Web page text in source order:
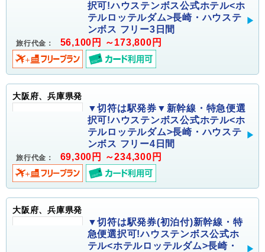
択可!ハウステンボス公式ホテル<ホ
テルロッテルダム>長崎・ハウステ
ンボス フリー3日間
旅行代金： 56,100円 ～173,800円
大阪府、兵庫県発
▼切符は駅発券▼新幹線・特急便選
択可!ハウステンボス公式ホテル<ホ
テルロッテルダム>長崎・ハウステ
ンボス フリー4日間
旅行代金： 69,300円 ～234,300円
大阪府、兵庫県発
▼切符は駅発券(初泊付)新幹線・特
急便選択可!ハウステンボス公式ホ
テル<ホテルロッテルダム>長崎・